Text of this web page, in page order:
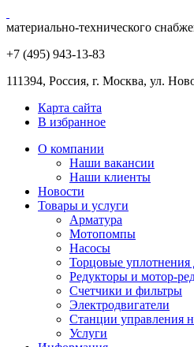
материально-технического
+7 (495) 943-13-83
111394, Россия, г. Москва, ул.
Карта сайта
В избранное
О компании
Наши вакансии
Наши клиенты
Новости
Товары и услуги
Арматура
Мотопомпы
Насосы
Торцовые уплотнения
Редукторы и мотор-
Счетчики и фильтры
Электродвигатели
Станции управления
Услуги